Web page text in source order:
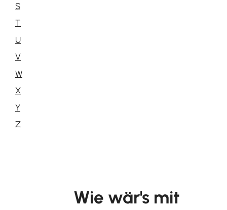
S
T
U
V
W
X
Y
Z
Wie wär's mit